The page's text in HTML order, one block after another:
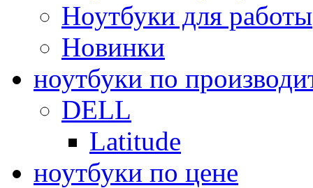
Ноутбуки для работы
Новинки
ноутбуки по
DELL
Latitude
ноутбуки по цене